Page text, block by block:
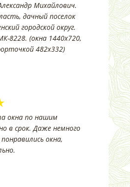
Михайлович.
дачный поселок
городской округ.
8228. (окна 1440х720,
482х332)
окна по нашим
в срок. Даже немного
окна,